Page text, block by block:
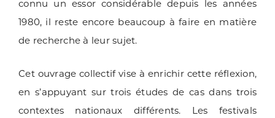
connu un essor considérable depuis les années
1980, il reste encore beaucoup à faire en matière
de recherche à leur sujet.
Cet ouvrage collectif vise à enrichir cette réflexion,
en s’appuyant sur trois études de cas dans trois
contextes nationaux différents. Les festivals